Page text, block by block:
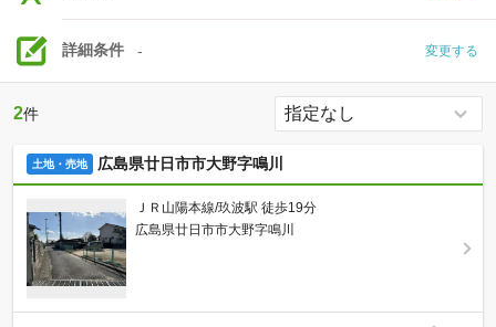
詳細条件 - 変更する
2件
土地・売地 広島県廿日市市大野字鳴川
ＪＲ山陽本線/玖波駅 徒歩19分
広島県廿日市市大野字鳴川